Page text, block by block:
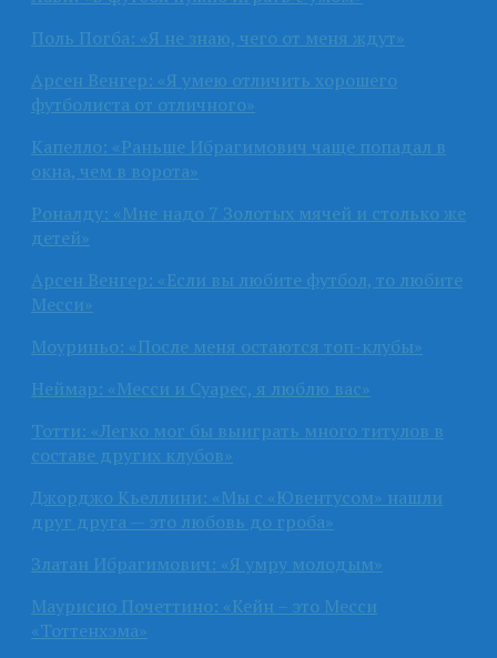
Поль Погба: «Я не знаю, чего от меня ждут»
Арсен Венгер: «Я умею отличить хорошего
футболиста от отличного»
Капелло: «Раньше Ибрагимович чаще попадал в
окна, чем в ворота»
Роналду: «Мне надо 7 Золотых мячей и столько же
детей»
Арсен Венгер: «Если вы любите футбол, то любите
Месси»
Моуриньо: «После меня остаются топ-клубы»
Неймар: «Месси и Суарес, я люблю вас»
Тотти: «Легко мог бы выиграть много титулов в
составе других клубов»
Джорджо Кьеллини: «Мы с «Ювентусом» нашли
друг друга — это любовь до гроба»
Златан Ибрагимович: «Я умру молодым»
Маурисио Почеттино: «Кейн – это Месси
«Тоттенхэма»